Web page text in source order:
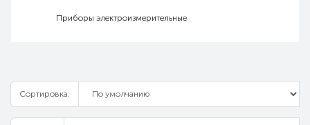
Приборы электроизмерительные
Сортировка: